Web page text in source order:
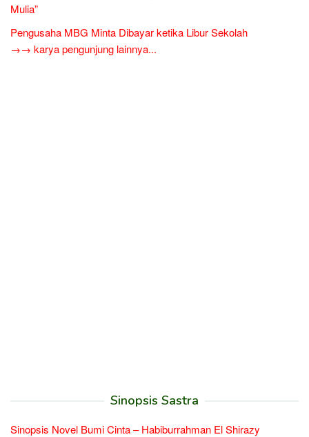
Mulia”
Pengusaha MBG Minta Dibayar ketika Libur Sekolah
→→ karya pengunjung lainnya...
Sinopsis Sastra
Sinopsis Novel Bumi Cinta – Habiburrahman El Shirazy